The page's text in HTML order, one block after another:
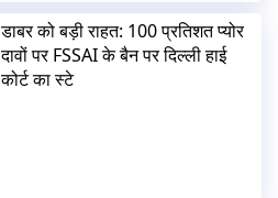
डाबर को बड़ी राहत: 100 प्रतिशत प्योर
दावों पर FSSAI के बैन पर दिल्ली हाई
कोर्ट का स्टे